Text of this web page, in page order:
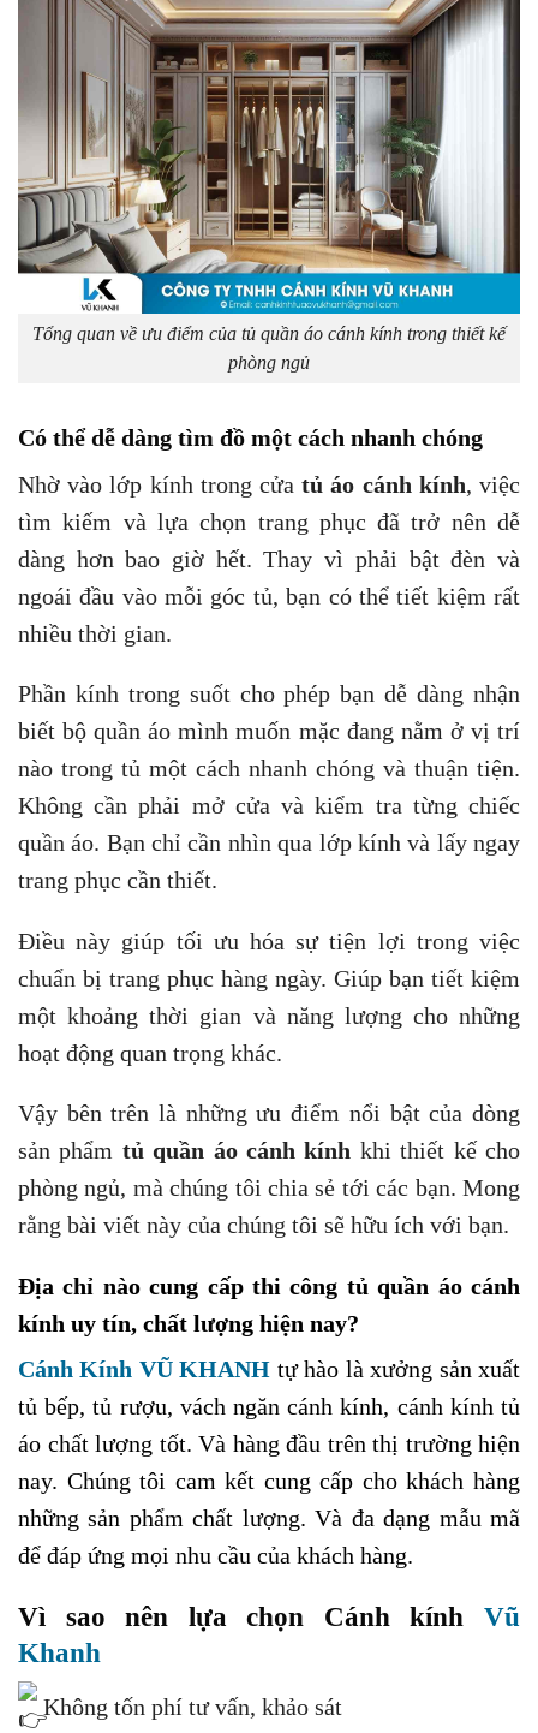
Tổng quan về ưu điểm của tủ quần áo cánh kính trong thiết kế
phòng ngủ
Có thể dễ dàng tìm đồ một cách nhanh chóng
Nhờ vào lớp kính trong cửatủ áo cánh kính, việc
tìm kiếm và lựa chọn trang phục đã trở nên dễ
dàng hơn bao giờ hết. Thay vì phải bật đèn và
ngoái đầu vào mỗi góc tủ, bạn có thể tiết kiệm rất
nhiều thời gian.
Phần kính trong suốt cho phép bạn dễ dàng nhận
biết bộ quần áo mình muốn mặc đang nằm ở vị trí
nào trong tủ một cách nhanh chóng và thuận tiện.
Không cần phải mở cửa và kiểm tra từng chiếc
quần áo. Bạn chỉ cần nhìn qua lớp kính và lấy ngay
trang phục cần thiết.
Điều này giúp tối ưu hóa sự tiện lợi trong việc
chuẩn bị trang phục hàng ngày. Giúp bạn tiết kiệm
một khoảng thời gian và năng lượng cho những
hoạt động quan trọng khác.
Vậy bên trên là những ưu điểm nổi bật của dòng
sản phẩm tủ quần áo cánh kính khi thiết kế cho
phòng ngủ, mà chúng tôi chia sẻ tới các bạn. Mong
rằng bài viết này của chúng tôi sẽ hữu ích với bạn.
Địa chỉ nào cung cấp thi công tủ quần áo cánh
kính uy tín, chất lượng hiện nay?
Cánh Kính VŨ KHANH tự hào là xưởng sản xuất
tủ bếp, tủ rượu, vách ngăn cánh kính, cánh kính tủ
áo chất lượng tốt. Và hàng đầu trên thị trường hiện
nay. Chúng tôi cam kết cung cấp cho khách hàng
những sản phẩm chất lượng. Và đa dạng mẫu mã
để đáp ứng mọi nhu cầu của khách hàng.
Vì sao nên lựa chọn Cánh kính Vũ
Khanh
Không tốn phí tư vấn, khảo sát